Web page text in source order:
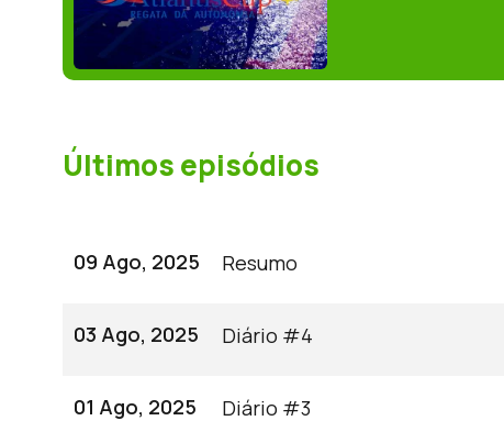
Últimos episódios
09 Ago, 2025 Resumo
03 Ago, 2025 Diário #4
01 Ago, 2025 Diário #3